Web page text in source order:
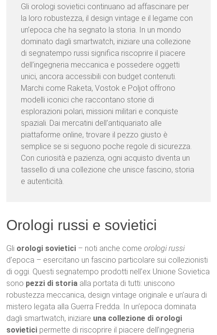
Gli orologi sovietici continuano ad affascinare per
la loro robustezza, il design vintage e il legame con
un’epoca che ha segnato la storia. In un mondo
dominato dagli smartwatch, iniziare una collezione
di segnatempo russi significa riscoprire il piacere
dell’ingegneria meccanica e possedere oggetti
unici, ancora accessibili con budget contenuti.
Marchi come Raketa, Vostok e Poljot offrono
modelli iconici che raccontano storie di
esplorazioni polari, missioni militari e conquiste
spaziali. Dai mercatini dell’antiquariato alle
piattaforme online, trovare il pezzo giusto è
semplice se si seguono poche regole di sicurezza.
Con curiosità e pazienza, ogni acquisto diventa un
tassello di una collezione che unisce fascino, storia
e autenticità.
Orologi russi e sovietici
Gli orologi sovietici – noti anche comeorologi russi
d’epoca – esercitano un fascino particolare sui collezionisti
di oggi. Questi segnatempo prodotti nell’ex Unione Sovietica
sono pezzi di storia alla portata di tutti: uniscono
robustezza meccanica, design vintage originale e un’aura di
mistero legata alla Guerra Fredda. In un’epoca dominata
dagli smartwatch, iniziare una collezione di orologi
sovietici permette di riscoprire il piacere dell’ingegneria